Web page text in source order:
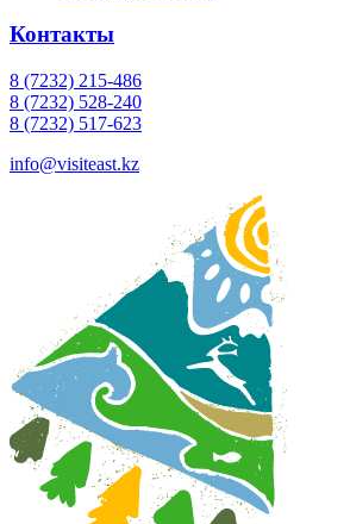
Контакты
8 (7232) 215-486
8 (7232) 528-240
8 (7232) 517-623
info@visiteast.kz